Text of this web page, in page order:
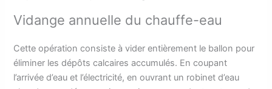
Vidange annuelle du chauffe-eau
Cette opération consiste à vider entièrement le ballon pour
éliminer les dépôts calcaires accumulés. En coupant
l’arrivée d’eau et l’électricité, en ouvrant un robinet d’eau